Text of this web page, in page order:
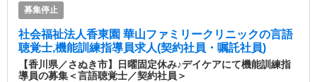
募集停止
社会福祉法人香東園 華山ファミリークリニックの言語
聴覚士,機能訓練指導員求人(契約社員・嘱託社員)
【香川県／さぬき市】日曜固定休み♪デイケアにて機能訓練指
導員の募集＜言語聴覚士／契約社員＞